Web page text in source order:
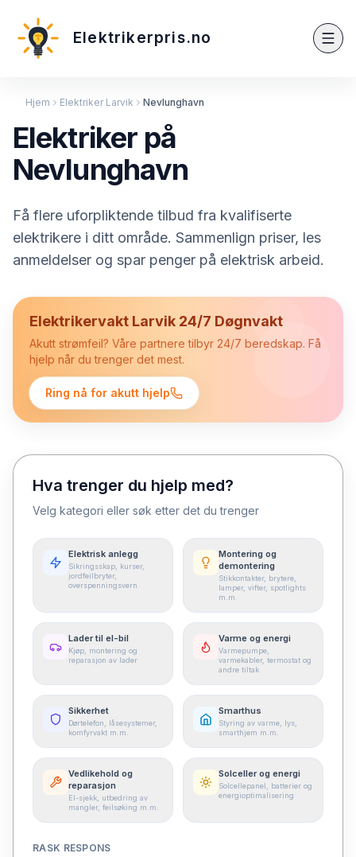
Elektrikerpris.no
Hjem Elektriker Larvik Nevlunghavn
Elektriker på
Nevlunghavn
Få flere uforpliktende tilbud fra kvalifiserte
elektrikere i ditt område. Sammenlign priser, les
anmeldelser og spar penger på elektrisk arbeid.
Elektrikervakt Larvik 24/7 Døgnvakt
Akutt strømfeil? Våre partnere tilbyr 24/7 beredskap. Få
hjelp når du trenger det mest.
Ring nå for akutt hjelp
Hva trenger du hjelp med?
Velg kategori eller søk etter det du trenger
Elektrisk anlegg
Sikringsskap, kurser,
jordfeilbryter,
overspenningsvern
Montering og
demontering
Stikkontakter, brytere,
lamper, vifter, spotlights
m.m.
Lader til el-bil
Kjøp, montering og
reparasjon av lader
Varme og energi
Varmepumpe,
varmekabler, termostat og
andre tiltak
Sikkerhet
Dørtelefon, låsesystemer,
komfyrvakt m.m.
Smarthus
Styring av varme, lys,
smarthjem m.m.
Vedlikehold og
reparasjon
El-sjekk, utbedring av
mangler, feilsøking m.m.
Solceller og energi
Solcellepanel, batterier og
energioptimalisering
RASK RESPONS